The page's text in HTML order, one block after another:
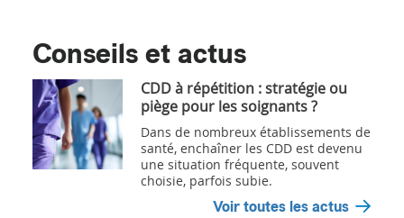
Conseils et actus
CDD à répétition : stratégie ou
piège pour les soignants ?
Dans de nombreux établissements de
santé, enchaîner les CDD est devenu
une situation fréquente, souvent
choisie, parfois subie.
Voir toutes les actus